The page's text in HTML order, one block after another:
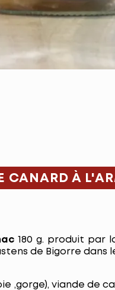
CANARD À
180 g. produit par
de Bigorre dans
,gorge), viande de